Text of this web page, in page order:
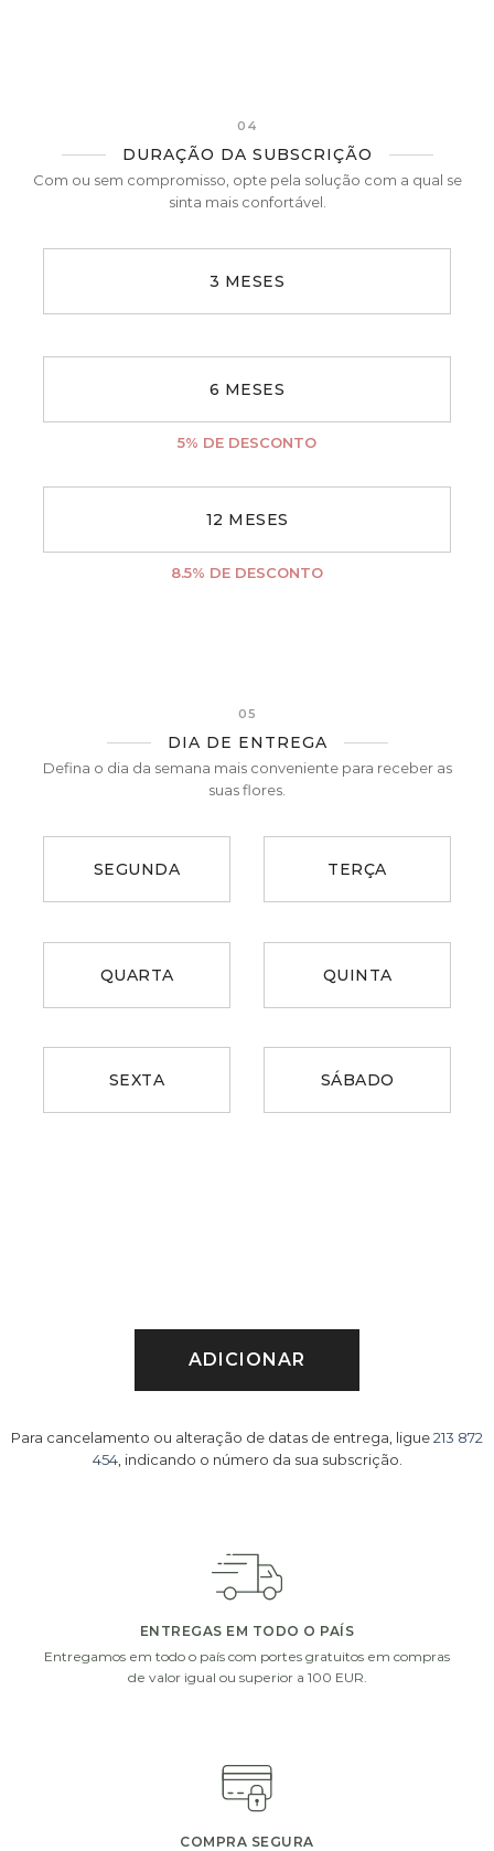
04
DURAÇÃO DA SUBSCRIÇÃO
Com ou sem compromisso, opte pela solução com a qual se
sinta mais confortável.
3 MESES
6 MESES
5% DE DESCONTO
12 MESES
8.5% DE DESCONTO
05
DIA DE ENTREGA
Defina o dia da semana mais conveniente para receber as
suas flores.
SEGUNDA TERÇA
QUARTA QUINTA
SEXTA SÁBADO
ADICIONAR
Para cancelamento ou alteração de datas de entrega, ligue213 872
454, indicando o número da sua subscrição.
ENTREGAS EM TODO O PAÍS
Entregamos em todo o país com portes gratuitos em compras
de valor igual ou superior a 100 EUR.
COMPRA SEGURA